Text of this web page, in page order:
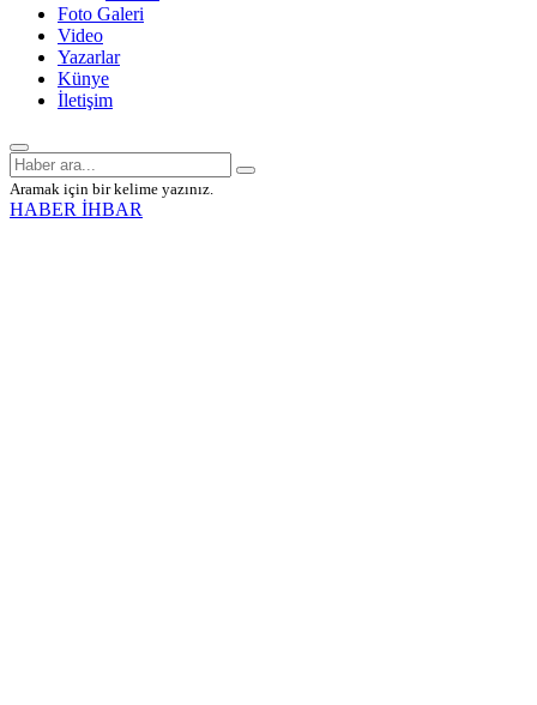
Foto Galeri
Video
Yazarlar
Künye
İletişim
Aramak için bir kelime yazınız.
HABER İHBAR